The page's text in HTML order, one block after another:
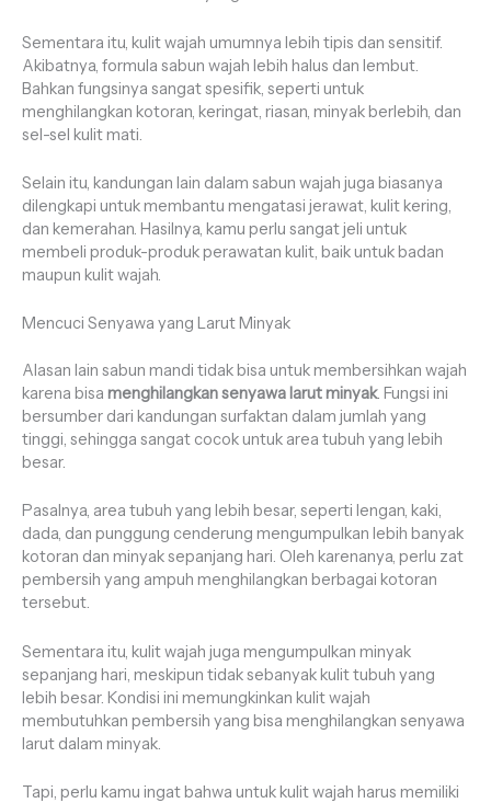
Sementara itu, kulit wajah umumnya lebih tipis dan sensitif.
Akibatnya, formula sabun wajah lebih halus dan lembut.
Bahkan fungsinya sangat spesifik, seperti untuk
menghilangkan kotoran, keringat, riasan, minyak berlebih, dan
sel-sel kulit mati.
Selain itu, kandungan lain dalam sabun wajah juga biasanya
dilengkapi untuk membantu mengatasi jerawat, kulit kering,
dan kemerahan. Hasilnya, kamu perlu sangat jeli untuk
membeli produk-produk perawatan kulit, baik untuk badan
maupun kulit wajah.
Mencuci Senyawa yang Larut Minyak
Alasan lain sabun mandi tidak bisa untuk membersihkan wajah
karena bisa menghilangkan senyawa larut minyak. Fungsi ini
bersumber dari kandungan surfaktan dalam jumlah yang
tinggi, sehingga sangat cocok untuk area tubuh yang lebih
besar.
Pasalnya, area tubuh yang lebih besar, seperti lengan, kaki,
dada, dan punggung cenderung mengumpulkan lebih banyak
kotoran dan minyak sepanjang hari. Oleh karenanya, perlu zat
pembersih yang ampuh menghilangkan berbagai kotoran
tersebut.
Sementara itu, kulit wajah juga mengumpulkan minyak
sepanjang hari, meskipun tidak sebanyak kulit tubuh yang
lebih besar. Kondisi ini memungkinkan kulit wajah
membutuhkan pembersih yang bisa menghilangkan senyawa
larut dalam minyak.
Tapi, perlu kamu ingat bahwa untuk kulit wajah harus memiliki